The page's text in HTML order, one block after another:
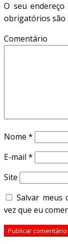
O seu
obrigatórios são
Nome *
E-mail *
Site
Salvar meus
vez que eu